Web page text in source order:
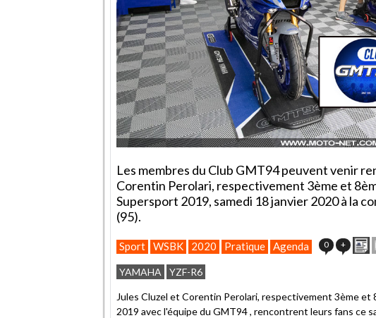
Les membres du Club GMT94 peuvent venir
Corentin Perolari, respectivement 3ème et
Supersport 2019, samedi 18 janvier 2020 à la
(95).
Sport WSBK 2020 Pratique Agenda 0 +
YAMAHA YZF-R6
Jules Cluzel et Corentin Perolari, respectivement 3ème
2019 avec l'équipe du GMT94 , rencontrent leurs fans ce